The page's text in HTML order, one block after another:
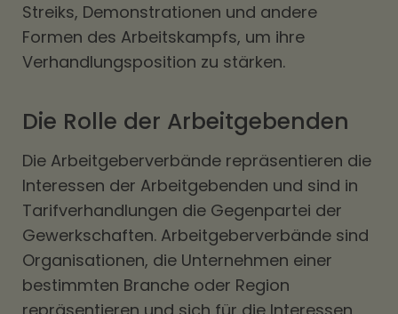
Streiks, Demonstrationen und andere
Formen des Arbeitskampfs, um ihre
Verhandlungsposition zu stärken.
Die Rolle der Arbeitgebenden
Die Arbeitgeberverbände repräsentieren die
Interessen der Arbeitgebenden und sind in
Tarifverhandlungen die Gegenpartei der
Gewerkschaften. Arbeitgeberverbände sind
Organisationen, die Unternehmen einer
bestimmten Branche oder Region